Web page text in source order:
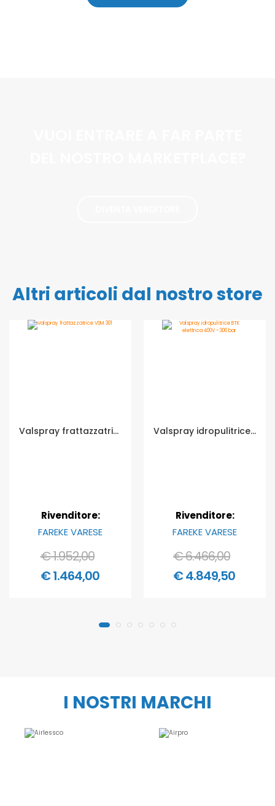
Altri articoli dal nostro store
Valspray frattazzatrice VSM 301
Rivenditore:
FAREKE VARESE
€ 1.952,00
€ 1.464,00
Valspray idropulitrice BTK elettrica 400V - 300 bar
Rivenditore:
FAREKE VARESE
€ 6.466,00
€ 4.849,50
I NOSTRI MARCHI